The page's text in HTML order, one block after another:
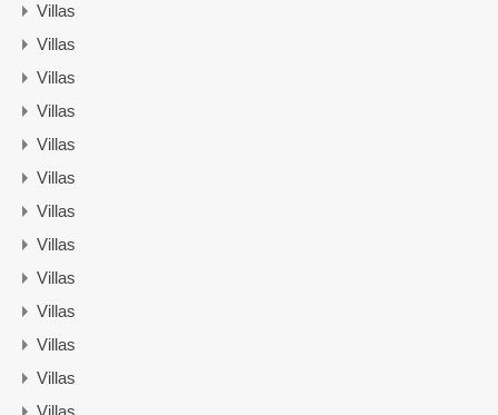
Villas
Villas
Villas
Villas
Villas
Villas
Villas
Villas
Villas
Villas
Villas
Villas